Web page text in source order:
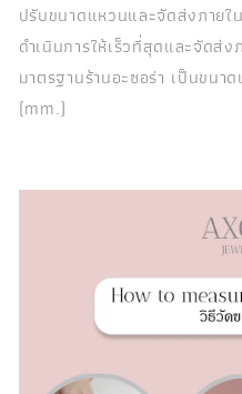
ปรับขนาดแหวนและจัดส่งภายใ
ดำเนินการให้เร็วที่สุดและจัดส่
มาตรฐานร้านอะซอร่า เป็นขนา
(mm.)